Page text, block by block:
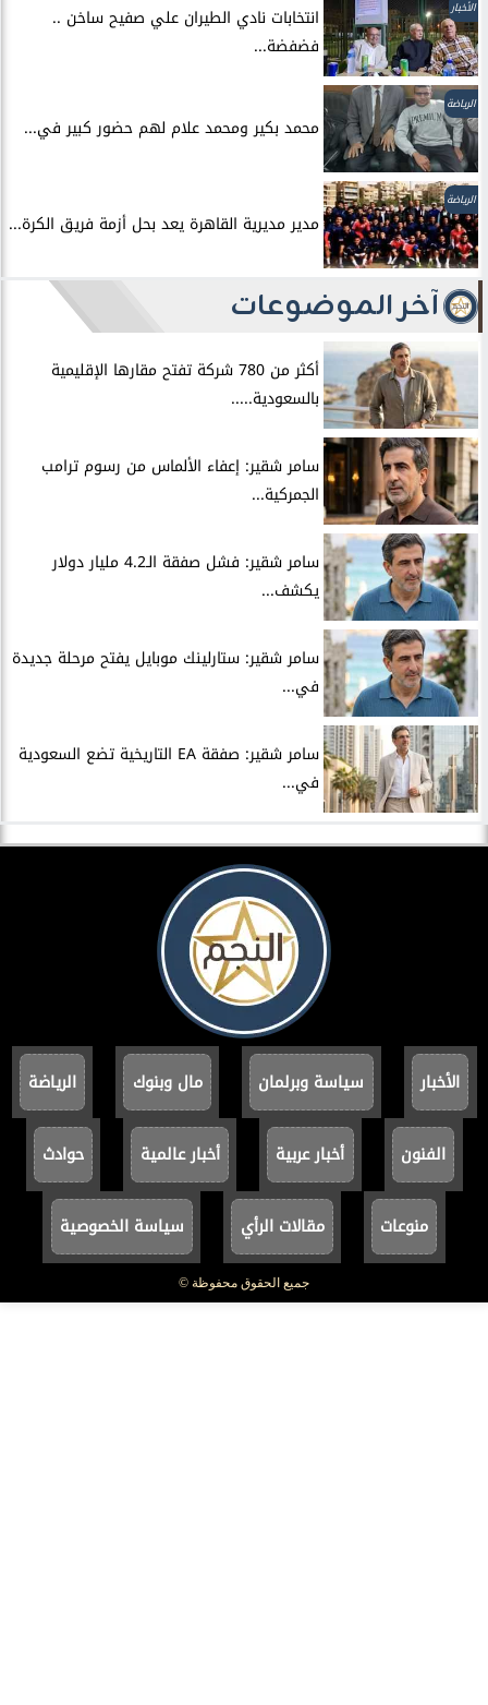
الأخبار
انتخابات نادي الطيران علي صفيح ساخن ..
فضفضة...
الرياضة
محمد بكير ومحمد علام لهم حضور كبير في...
الرياضة
مدير مديرية القاهرة يعد بحل أزمة فريق الكرة...
آخر الموضوعات
أكثر من 780 شركة تفتح مقارها الإقليمية
بالسعودية.....
سامر شقير: إعفاء الألماس من رسوم ترامب
الجمركية...
سامر شقير: فشل صفقة الـ4.2 مليار دولار
يكشف...
سامر شقير: ستارلينك موبايل يفتح مرحلة جديدة
في...
سامر شقير: صفقة EA التاريخية تضع السعودية
في...
الأخبار سياسة وبرلمان مال وبنوك الرياضة
الفنون أخبار عربية أخبار عالمية حوادث
منوعات مقالات الرأي سياسة الخصوصية
جميع الحقوق محفوظة ©